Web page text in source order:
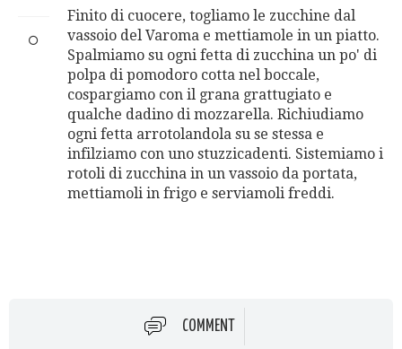
Finito di cuocere, togliamo le zucchine dal
vassoio del Varoma e mettiamole in un piatto.
Spalmiamo su ogni fetta di zucchina un po' di
polpa di pomodoro cotta nel boccale,
cospargiamo con il grana grattugiato e
qualche dadino di mozzarella. Richiudiamo
ogni fetta arrotolandola su se stessa e
infilziamo con uno stuzzicadenti. Sistemiamo i
rotoli di zucchina in un vassoio da portata,
mettiamoli in frigo e serviamoli freddi.
COMMENT